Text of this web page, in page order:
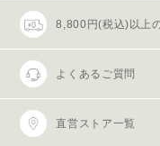
8,800円(税込)以上
よくあるご質問
直営ストア一覧